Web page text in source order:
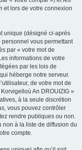
et lors de votre connexion
unique (désigné ci-après
personnel vous permettant
par « votre mot de
informations de votre
par les lois de
héberge notre serveur.
de votre mot de
An DROUIZIG »
à la seule discrétion
vous pouvez contrôler
rendre publiques ou non.
non à la liste de diffusion du
compte.